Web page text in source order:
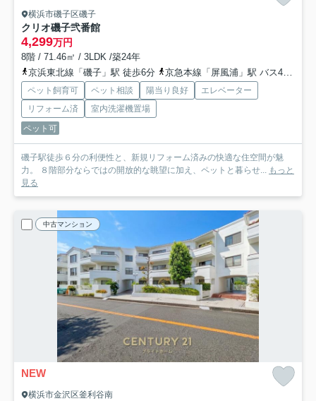
横浜市磯子区磯子
クリオ磯子弐番館
4,299万円
8階 / 71.46㎡ / 3LDK /築24年
京浜東北線「磯子」駅 徒歩6分
京急本線「屏風浦」駅 バス4分 「磯子駅」 停歩11分
ペット飼育可 ペット相談 陽当り良好
エレベーター
リフォーム済
室内洗濯機置場
ペット可
磯子駅徒歩６分の利便性と、新規リフォーム済みの快適な住空間が魅
力。 ８階部分ならではの開放的な眺望に加え、ペットと暮らせ... もっと
見る
中古マンション
NEW
横浜市金沢区釜利谷南